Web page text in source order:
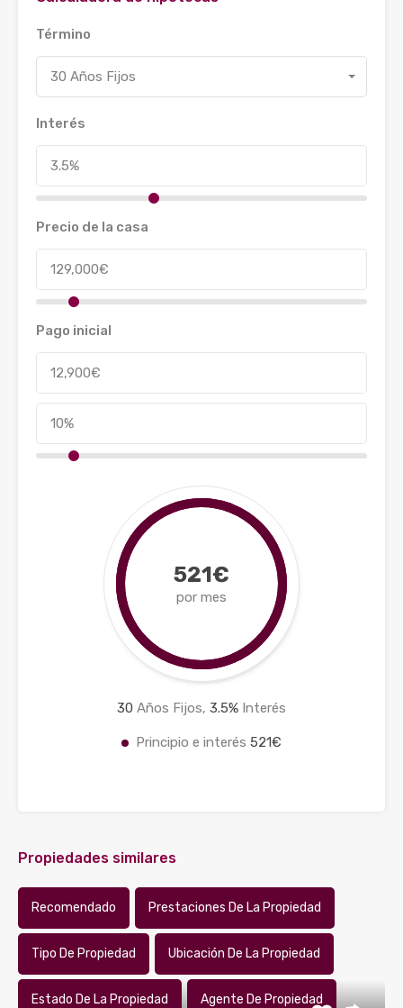
Término
30 Años Fijos
Interés
Precio de la casa
Pago inicial
521€
por mes
30 Años Fijos, 3.5% Interés
Principio e interés 521€
Propiedades similares
Recomendado Prestaciones De La Propiedad
Tipo De Propiedad Ubicación De La Propiedad
Estado De La Propiedad Agente De Propiedad